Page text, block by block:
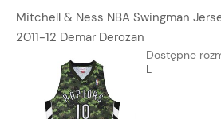
Mitchell & Ness NBA Swingman
2011-12 Demar Derozan
Dostępne
L